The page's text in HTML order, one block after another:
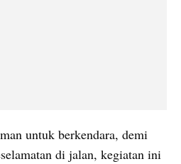
untuk berkendara, demi
di jalan, kegiatan ini